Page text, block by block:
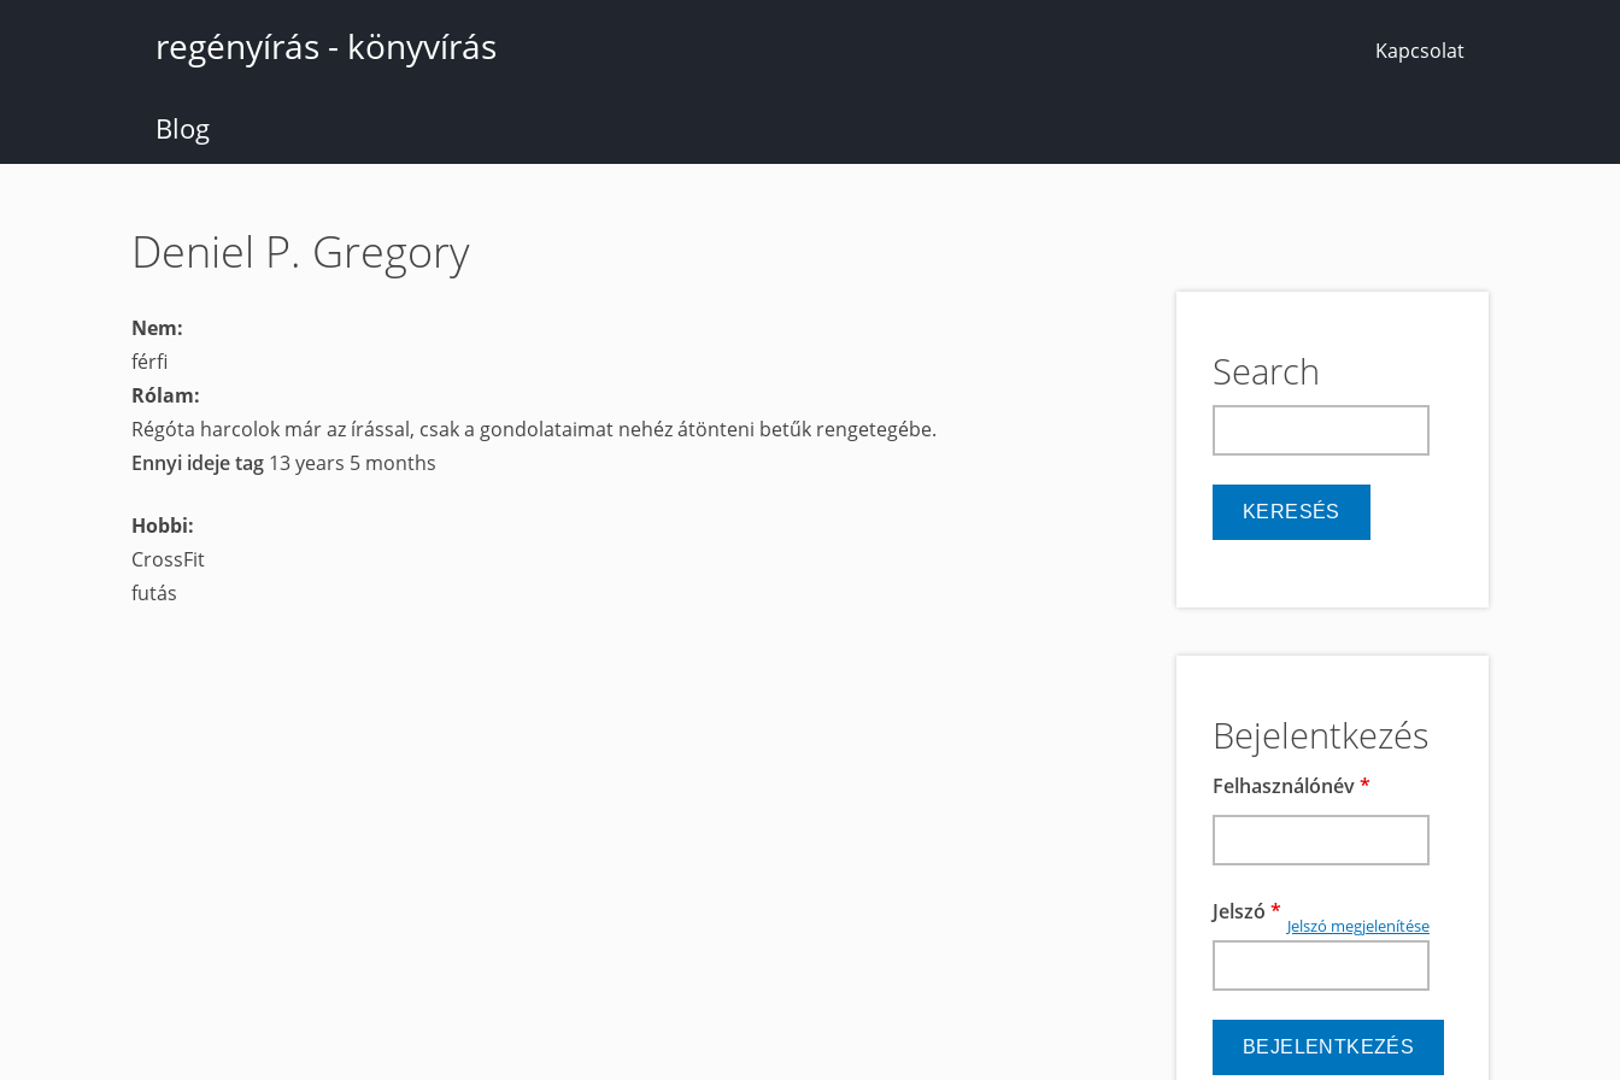
regényírás - könyvírás Kapcsolat
Blog
Deniel P. Gregory
Nem:
férfi
Rólam:
Régóta harcolok már az írással, csak a gondolataimat nehéz átönteni betűk rengetegébe.
Ennyi ideje tag 13 years 5 months
Hobbi:
CrossFit
futás
Search
Bejelentkezés
Felhasználónév*
Jelszó *
Jelszó megjelenítése